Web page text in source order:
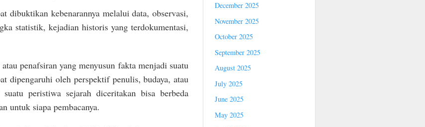
dibuktikan kebenarannya melalui data, observasi,
statistik, kejadian historis yang terdokumentasi,
penafsiran yang menyusun fakta menjadi suatu
dipengaruhi oleh perspektif penulis, budaya, atau
peristiwa sejarah diceritakan bisa berbeda
untuk siapa pembacanya.
December 2025
November 2025
October 2025
September 2025
August 2025
July 2025
June 2025
May 2025